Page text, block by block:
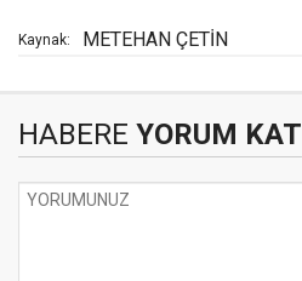
Kaynak: METEHAN ÇETİN
HABERE YORUM KAT